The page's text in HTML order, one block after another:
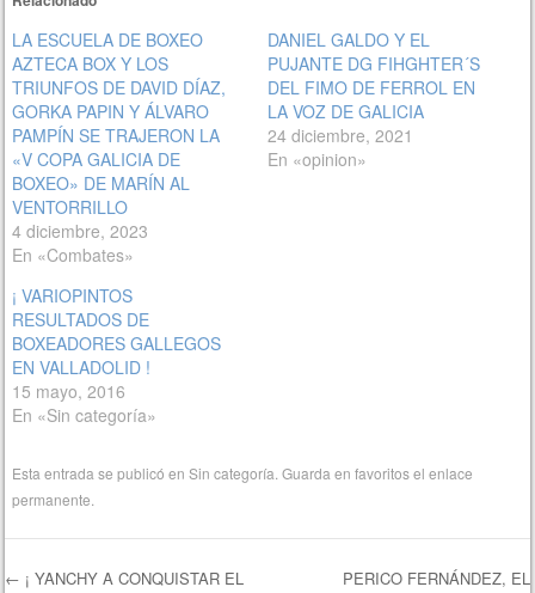
LA ESCUELA DE BOXEO
AZTECA BOX Y LOS
TRIUNFOS DE DAVID DÍAZ,
GORKA PAPIN Y ÁLVARO
PAMPÍN SE TRAJERON LA
«V COPA GALICIA DE
BOXEO» DE MARÍN AL
VENTORRILLO
4 diciembre, 2023
En «Combates»
DANIEL GALDO Y EL
PUJANTE DG FIHGHTER´S
DEL FIMO DE FERROL EN
LA VOZ DE GALICIA
24 diciembre, 2021
En «opinion»
¡ VARIOPINTOS
RESULTADOS DE
BOXEADORES GALLEGOS
EN VALLADOLID !
15 mayo, 2016
En «Sin categoría»
Esta entrada se publicó enSin categoría . Guarda en favoritos elenlace
permanente
← ¡ YANCHY A CONQUISTAR EL
PERICO FERNÁNDEZ, EL